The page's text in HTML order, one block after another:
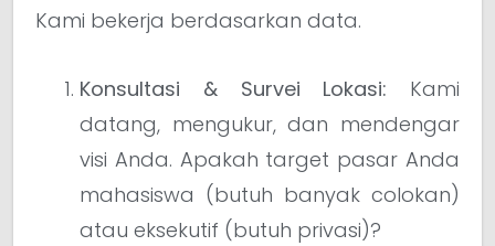
Kami bekerja berdasarkan data.
Konsultasi & Survei Lokasi: Kami
datang, mengukur, dan mendengar
visi Anda. Apakah target pasar Anda
mahasiswa (butuh banyak colokan)
atau eksekutif (butuh privasi)?